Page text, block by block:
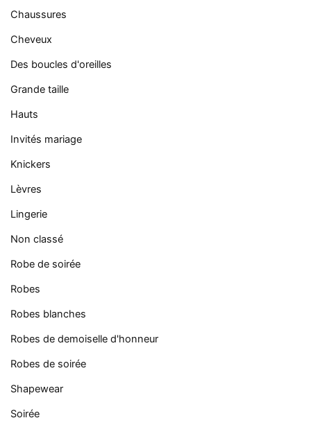
Chaussures
Cheveux
Des boucles d'oreilles
Grande taille
Hauts
Invités mariage
Knickers
Lèvres
Lingerie
Non classé
Robe de soirée
Robes
Robes blanches
Robes de demoiselle d'honneur
Robes de soirée
Shapewear
Soirée